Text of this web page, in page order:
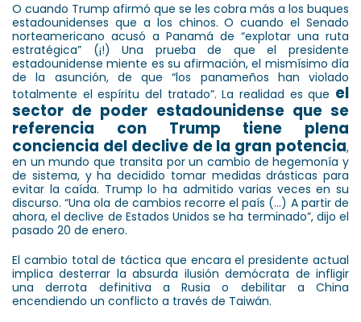
O cuando Trump afirmó que se les cobra más a los buques
estadounidenses que a los chinos. O cuando el Senado
norteamericano acusó a Panamá de “explotar una ruta
estratégica” (¡!) Una prueba de que el presidente
estadounidense miente es su afirmación, el mismísimo día
de la asunción, de que “los panameños han violado
totalmente el espíritu del tratado”. La realidad es que el
sector de poder estadounidense que se
referencia con Trump tiene plena
conciencia del declive de la gran potencia,
en un mundo que transita por un cambio de hegemonía y
de sistema, y ha decidido tomar medidas drásticas para
evitar la caída. Trump lo ha admitido varias veces en su
discurso. “Una ola de cambios recorre el país (…) A partir de
ahora, el declive de Estados Unidos se ha terminado”, dijo el
pasado 20 de enero.
El cambio total de táctica que encara el presidente actual
implica desterrar la absurda ilusión demócrata de infligir
una derrota definitiva a Rusia o debilitar a China
encendiendo un conflicto a través de Taiwán.